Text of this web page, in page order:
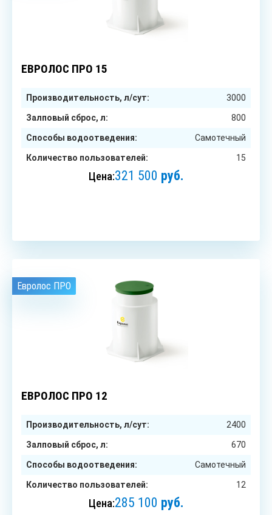
ЕВРОЛОС ПРО 15
Производительность, л/сут: 3000
Залповый сброс, л: 800
Способы водоотведения: Самотечный
Количество пользователей: 15
Цена:321 500 руб.
Евролос ПРО
ЕВРОЛОС ПРО 12
Производительность, л/сут: 2400
Залповый сброс, л: 670
Способы водоотведения: Самотечный
Количество пользователей: 12
Цена:285 100 руб.